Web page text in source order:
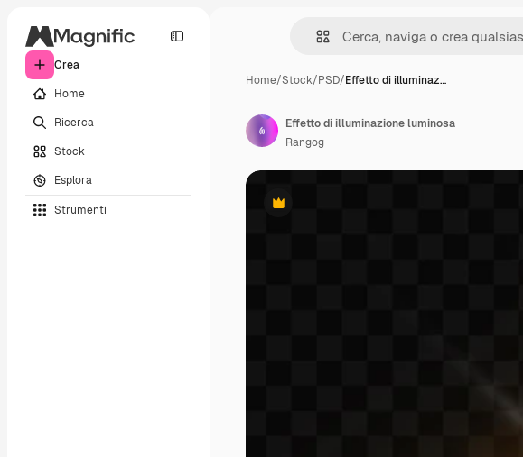
Crea
Home
Ricerca
Stock
Esplora
Strumenti
Home/Stock/PSD/Effetto di illuminaz…
Premium
Effetto di illuminazione luminosa
Rangog